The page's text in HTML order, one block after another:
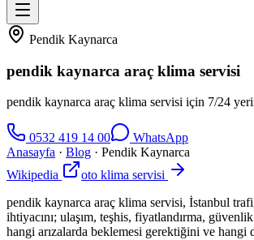
Pendik Kaynarca
pendik kaynarca araç klima servisi
pendik kaynarca araç klima servisi için 7/24
0532 419 14 00
WhatsApp
Anasayfa · Blog · Pendik Kaynarca
Wikipedia
oto klima servisi
pendik kaynarca araç klima servisi, İstanbul
ihtiyacını; ulaşım, teşhis, fiyatlandırma,
hangi arızalarda beklemesi gerektiğini ve hangi